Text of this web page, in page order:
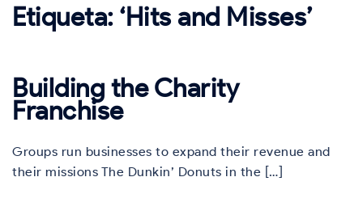
Etiqueta: ‘Hits and Misses’
Building the Charity
Franchise
Groups run businesses to expand their revenue and
their missions The Dunkin’ Donuts in the […]